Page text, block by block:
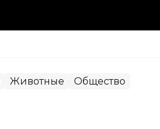
Животные Общество